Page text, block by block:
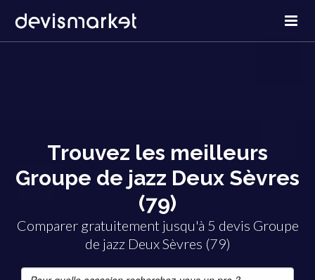
Trouvez les meilleurs
Groupe de jazz Deux Sèvres
(79)
Comparer gratuitement jusqu'à 5 devis Groupe
de jazz Deux Sèvres (79)